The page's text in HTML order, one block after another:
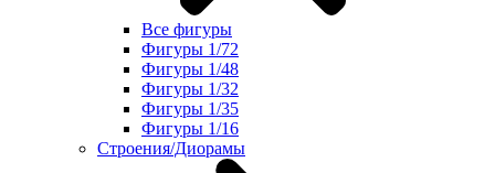
Все фигуры
Фигуры 1/72
Фигуры 1/48
Фигуры 1/32
Фигуры 1/35
Фигуры 1/16
Строения/Диорамы